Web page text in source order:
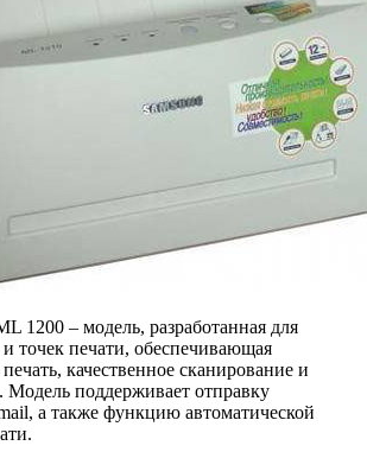
1200 – модель, разработанная для
точек печати, обеспечивающая
качественное сканирование и
поддерживает отправку
а также функцию автоматической